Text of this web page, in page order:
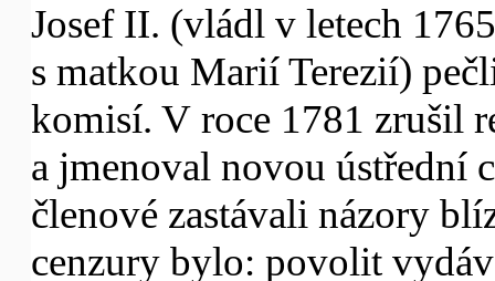
Josef II. (vládl v letech
s matkou Marií Terezií)
komisí. V roce 1781 zrušil
a jmenoval novou ústřední
členové zastávali názory
cenzury bylo: povolit